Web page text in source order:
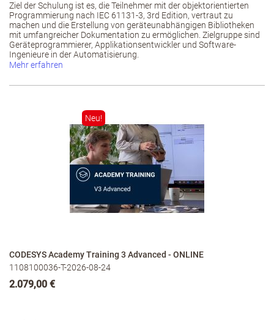
Ziel der Schulung ist es, die Teilnehmer mit der objektorientierten
Programmierung nach IEC 61131-3, 3rd Edition, vertraut zu
machen und die Erstellung von geräteunabhängigen Bibliotheken
mit umfangreicher Dokumentation zu ermöglichen. Zielgruppe sind
Geräteprogrammierer, Applikationsentwickler und Software-
Ingenieure in der Automatisierung.
Mehr erfahren
Neu!
CODESYS Academy Training 3 Advanced - ONLINE
1108100036-T-2026-08-24
2.079,00 €